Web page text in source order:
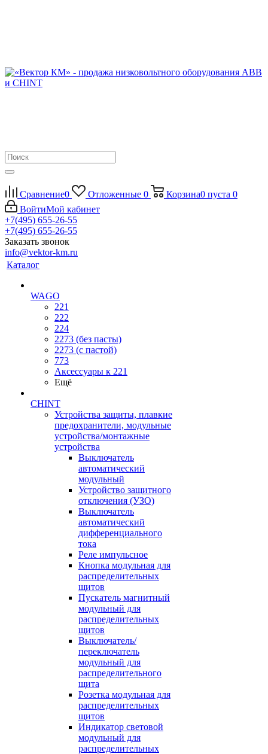
Сравнение0 Отложенные 0 Корзина0 пуста 0
ВойтиМой кабинет
+7(495) 655-26-55
+7(495) 655-26-55
Заказать звонок
info@vektor-km.ru
Каталог
WAGO
221
222
224
2273 (без пасты)
2273 (с пастой)
773
Аксессуары к 221
Ещё
CHINT
Устройства защиты, плавкие
предохранители, модульные
устройства/монтажные
устройства
Выключатель
автоматический
модульный
Устройство защитного
отключения (УЗО)
Выключатель
автоматический
дифференциального
тока
Реле импульсное
Кнопка модульная для
распределительных
щитов
Пускатель магнитный
модульный для
распределительных
щитов
Выключатель/
переключатель
модульный для
распределительного
щита
Розетка модульная для
распределительных
щитов
Индикатор световой
модульный для
распределительных